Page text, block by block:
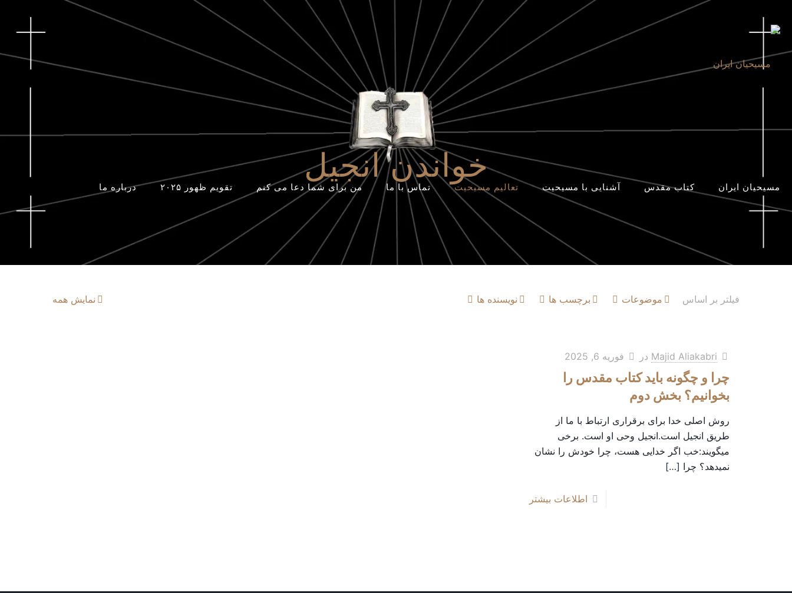
مسیحیان ایران کتاب مقدس آشنایی با مسیحیت تعالیم مسیحیت تماس با ما من برای شما دعا می کنم تقویم ظهور ۲۰۲۵ درباره ما
خواندن انجیل
فیلتر بر اساس موضوعات برچسب ها نویسنده ها نمایش همه
Majid Aliakabri در فوریه 6, 2025
چرا و چگونه باید کتاب مقدس را
بخوانیم؟ بخش دوم
روش اصلی خدا برای برقراری ارتباط با ما از
طریق انجیل است.انجیل وحی او است. برخی
میگویند:خب اگر خدایی هست، چرا خودش را نشان
نمیدهد؟ چرا […]
اطلاعات بیشتر